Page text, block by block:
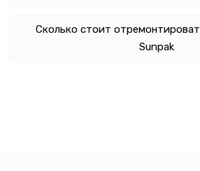
Сколько стоит
Sunpak